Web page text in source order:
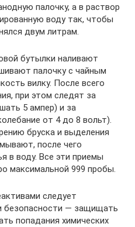
палочку, а в раствор
воду так, чтобы
двум литрам.
бутылки наливают
палочку с чайным
вилку. После всего
при этом следят за
5 ампер) и за
от 4 до 8 вольт).
бруска и выделения
после чего
в воду. Все эти приемы
максимальной 999 пробы.
следует
безопасности — защищать
попадания химических